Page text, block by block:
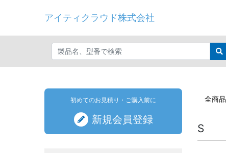
アイティクラウド株式会社
全商品
S
初めてのお見積り・ご購入前に
新規会員登録